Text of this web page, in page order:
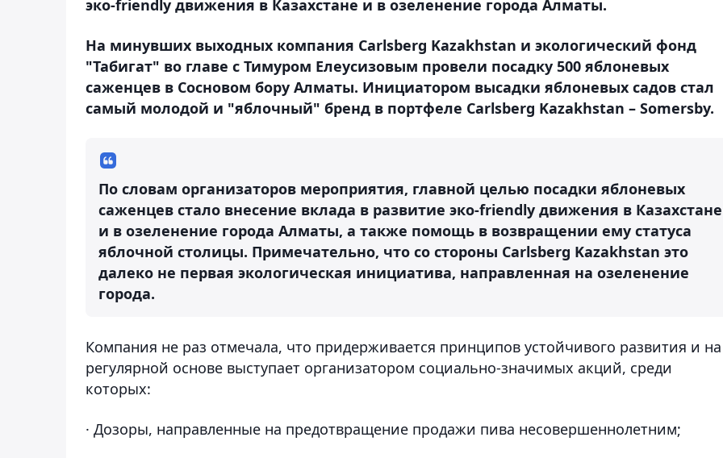
эко-friendly движения в Казахстане и в озеленение города Алматы.
На минувших выходных компания Carlsberg Kazakhstan и экологический фонд
"Табигат" во главе с Тимуром Елеусизовым провели посадку 500 яблоневых
саженцев в Сосновом бору Алматы. Инициатором высадки яблоневых садов стал
самый молодой и "яблочный" бренд в портфеле Carlsberg Kazakhstan – Somersby.
По словам организаторов мероприятия, главной целью посадки яблоневых
саженцев стало внесение вклада в развитие эко-friendly движения в Казахстане
и в озеленение города Алматы, а также помощь в возвращении ему статуса
яблочной столицы. Примечательно, что со стороны Carlsberg Kazakhstan это
далеко не первая экологическая инициатива, направленная на озеленение
города.
Компания не раз отмечала, что придерживается принципов устойчивого развития и на
регулярной основе выступает организатором социально-значимых акций, среди
которых:
· Дозоры, направленные на предотвращение продажи пива несовершеннолетним;